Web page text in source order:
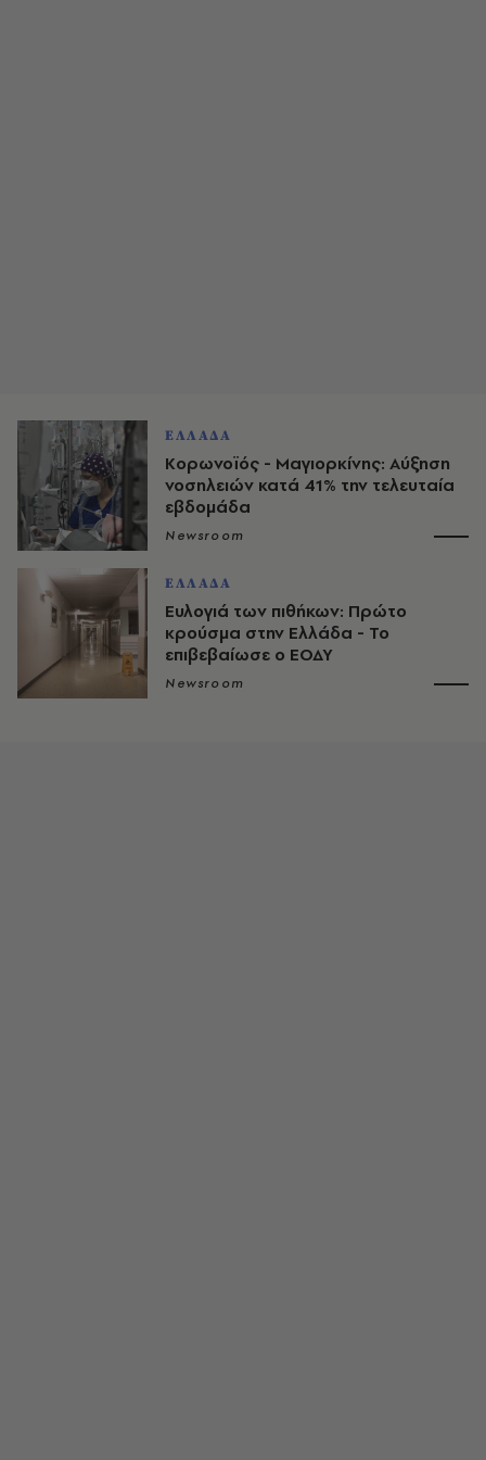
ΕΛΛΑΔΑ
Κορωνοϊός - Μαγιορκίνης: Αύξηση
νοσηλειών κατά 41% την τελευταία
εβδομάδα
Newsroom
ΕΛΛΑΔΑ
Ευλογιά των πιθήκων: Πρώτο
κρούσμα στην Ελλάδα - Το
επιβεβαίωσε ο ΕΟΔΥ
Newsroom